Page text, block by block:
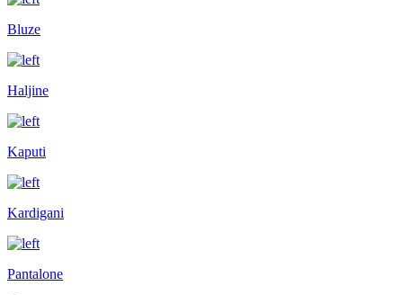
Bluze
Haljine
Kaputi
Kardigani
Pantalone